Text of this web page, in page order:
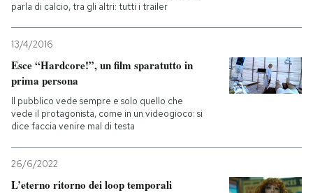
CALENDARIO
AREA PERSONALE
parla di calcio, tra gli altri: tutti i trailer
13/4/2016
Esce “Hardcore!”, un film sparatutto in
prima persona
Il pubblico vede sempre e solo quello che
vede il protagonista, come in un videogioco: si
dice faccia venire mal di testa
26/6/2022
L’eterno ritorno dei loop temporali